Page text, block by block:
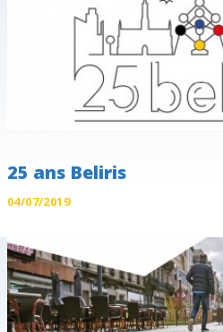
25 ans Beliris
04/07/2019